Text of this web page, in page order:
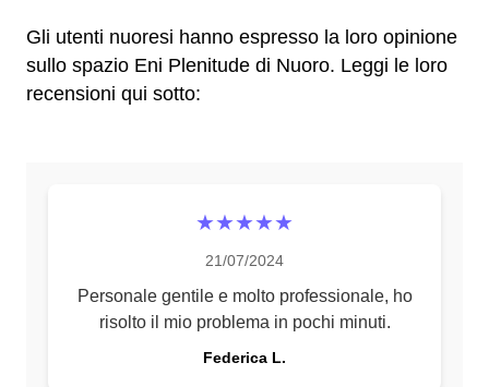
Gli utenti nuoresi hanno espresso la loro opinione
sullo spazio Eni Plenitude di Nuoro. Leggi le loro
recensioni qui sotto:
★★★★★
21/07/2024
Personale gentile e molto professionale, ho
risolto il mio problema in pochi minuti.
Federica L.